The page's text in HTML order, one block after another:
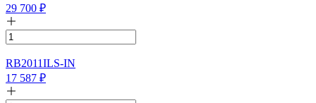
29 700 ₽
RB2011ILS-IN
17 587 ₽